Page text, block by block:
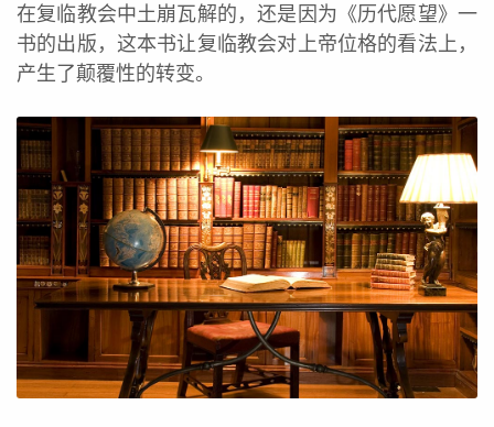
在复临教会中土崩瓦解的，还是因为《历代愿望》一
书的出版，这本书让复临教会对上帝位格的看法上，
产生了颠覆性的转变。